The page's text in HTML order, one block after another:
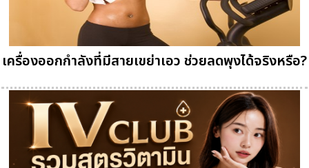
เครื่องออกกำลังที่มีสายเขย่าเอว ช่วยลดพุงได้จริงหรือ?